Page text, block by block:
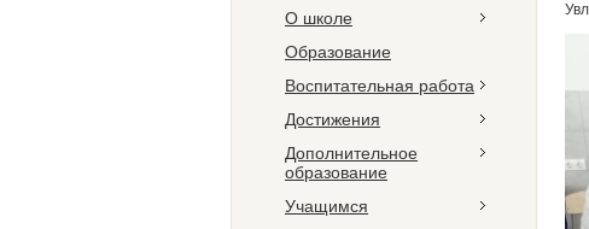
О школе
Образование
Воспитательная работа
Достижения
Дополнительное
образование
Учащимся